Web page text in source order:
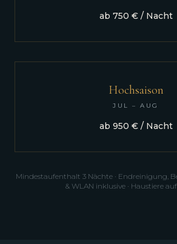
ab 750 € / Nacht
Hochsaison
JUL – AUG
ab 950 € / Nacht
Mindestaufenthalt 3 Nächte · Endreinigung,
& WLAN inklusive · Haustiere